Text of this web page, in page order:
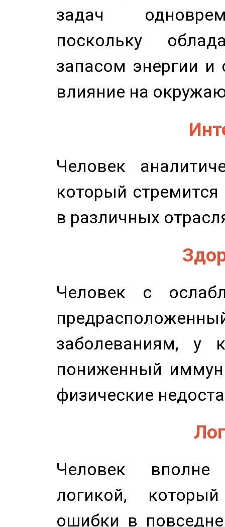
задач
поскольку
запасом энергии и
влияние на
Человек
который
в различных
Человек с
заболеваниям, у
пониженный
физические
Человек
логикой,
ошибки в